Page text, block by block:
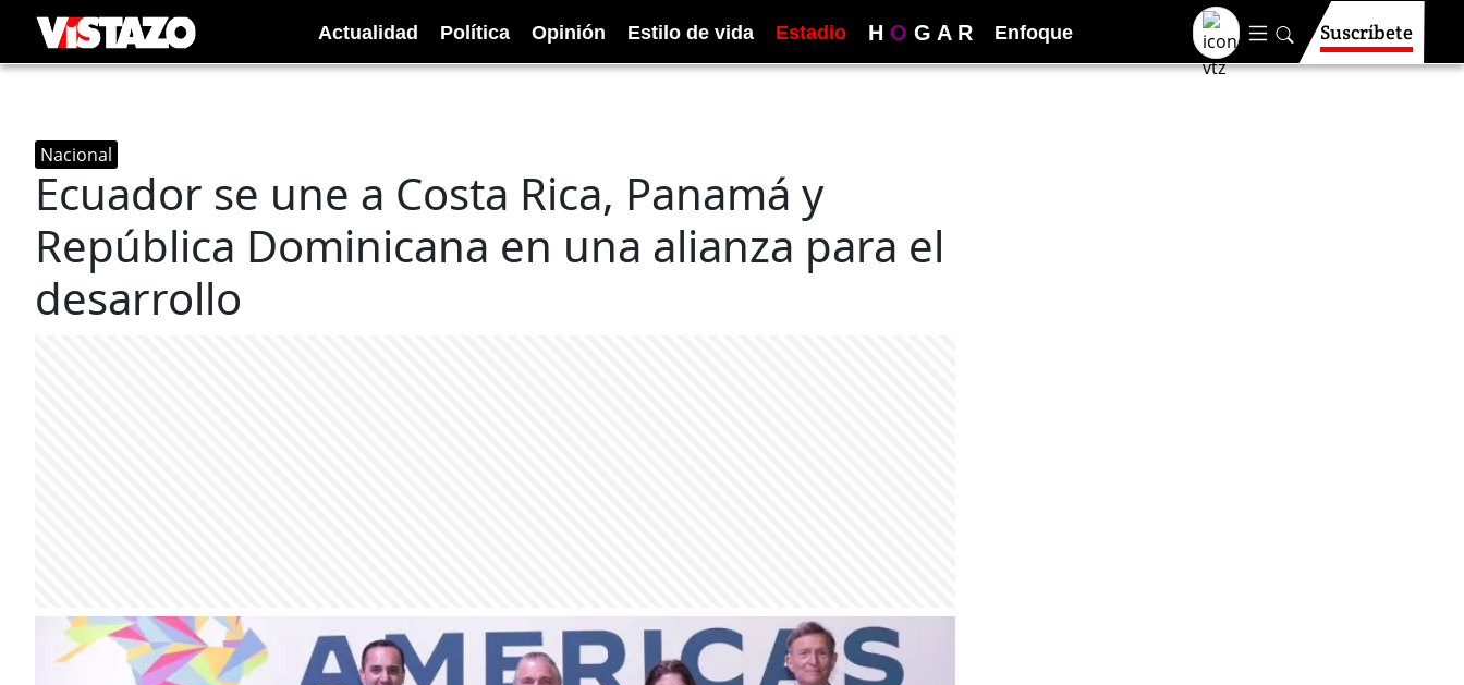
Actualidad Política Opinión Estilo de vida Estadio H O G A R Enfoque Suscríbete
Nacional
Ecuador se une a Costa Rica, Panamá y
República Dominicana en una alianza para el
desarrollo